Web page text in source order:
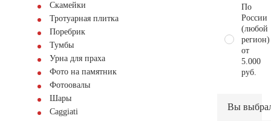
Скамейки
Тротуарная плитка
Поребрик
Тумбы
Урна для праха
Фото на памятник
Фотоовалы
Шары
Сaggiati
По
России
(любой
регион)
от
5.000
руб.
Вы